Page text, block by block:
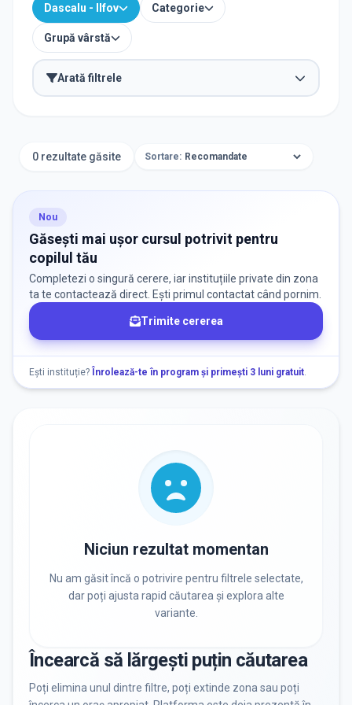
Dascalu - Ilfov Categorie
Grupă vârstă
Arată filtrele
CATEGORII
Selectează Categorii
Vârstă
DISPONIBILITATE
Nu există informații despre locuri libere
Nu există informații despre job-uri
0 rezultate găsite Sortare:
Nou
Găsești mai ușor cursul potrivit pentru
copilul tău
Completezi o singură cerere, iar instituțiile private din zona
ta te contactează direct. Ești primul contactat când pornim.
Trimite cererea
Ești instituție? Înrolează-te în program și primești 3 luni gratuit.
Niciun rezultat momentan
Nu am găsit încă o potrivire pentru filtrele selectate,
dar poți ajusta rapid căutarea și explora alte
variante.
Încearcă să lărgești puțin căutarea
Poți elimina unul dintre filtre, poți extinde zona sau poți